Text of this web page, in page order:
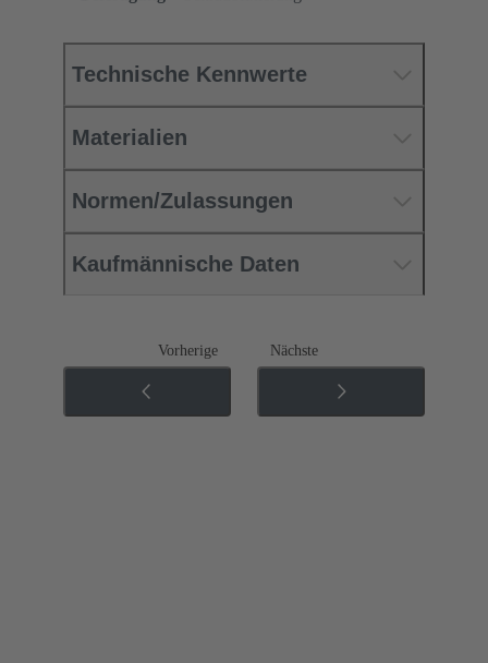
Technische Kennwerte
Materialien
Normen/Zulassungen
Kaufmännische Daten
Vorherige Nächste